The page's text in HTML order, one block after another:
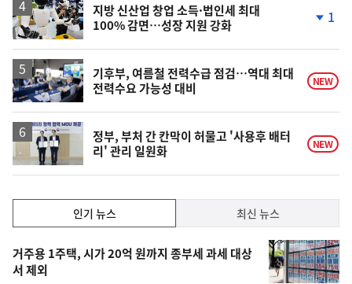
지방 신산업 창업 소득·법인세 최대
100% 감면…성장 지원 강화
락
1
기후부, 여름철 전력수급 점검…역대 최대
전력수요 가능성 대비
NEW
정부, 부처 간 칸막이 허물고 '사용후 배터
리' 관리 일원화
NEW
기,
최
인기 뉴스 최신 뉴스
기
뉴
거주용 1주택, 시가 20억 원까지 종부세 과세 대상
서 제외